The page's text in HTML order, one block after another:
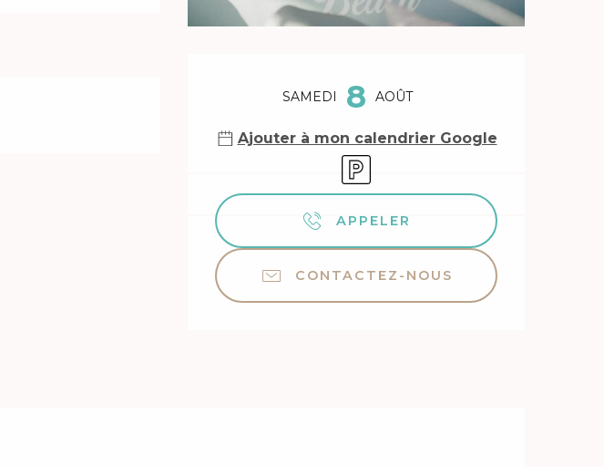
Ouverture et
SAMEDI 8 AOÛT
Ajouter à mon calendrier Google
Parking
APPELER
CONTACTEZ-NOUS